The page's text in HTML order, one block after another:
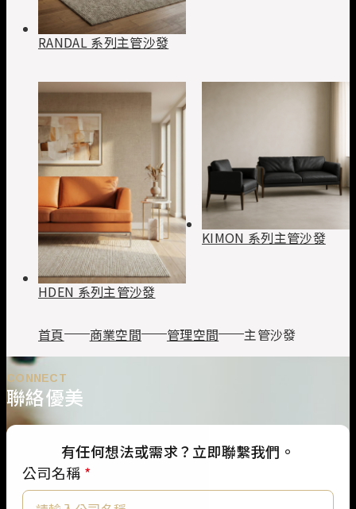
RANDAL 系列主管沙發
HDEN 系列主管沙發
KIMON 系列主管沙發
首頁 商業空間 管理空間 主管沙發
CONNECT
聯絡優美
有任何想法或需求？立即聯繫我們。
公司名稱 *